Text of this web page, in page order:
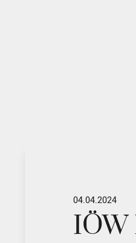
04.04.2024
IÖW